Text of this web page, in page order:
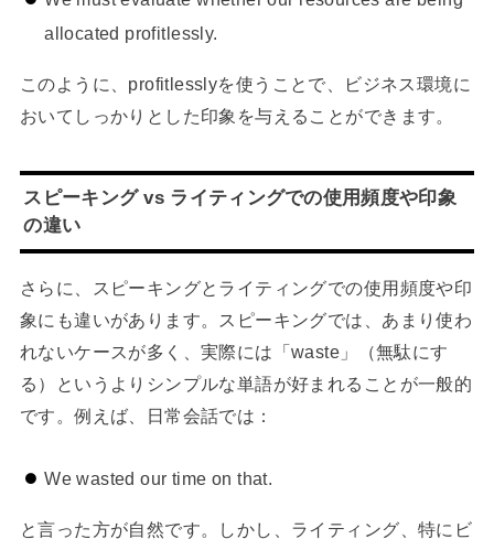
allocated profitlessly.
このように、profitlesslyを使うことで、ビジネス環境に
おいてしっかりとした印象を与えることができます。
スピーキング vs ライティングでの使用頻度や印象
の違い
さらに、スピーキングとライティングでの使用頻度や印
象にも違いがあります。スピーキングでは、あまり使わ
れないケースが多く、実際には「waste」（無駄にす
る）というよりシンプルな単語が好まれることが一般的
です。例えば、日常会話では：
We wasted our time on that.
と言った方が自然です。しかし、ライティング、特にビ